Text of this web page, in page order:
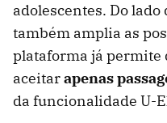
adolescentes. Do
também amplia as
plataforma já permite
aceitarapenas
da funcionalidade U-